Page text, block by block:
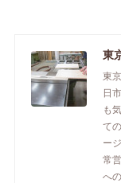
東
日
も
て
ー
常
へ